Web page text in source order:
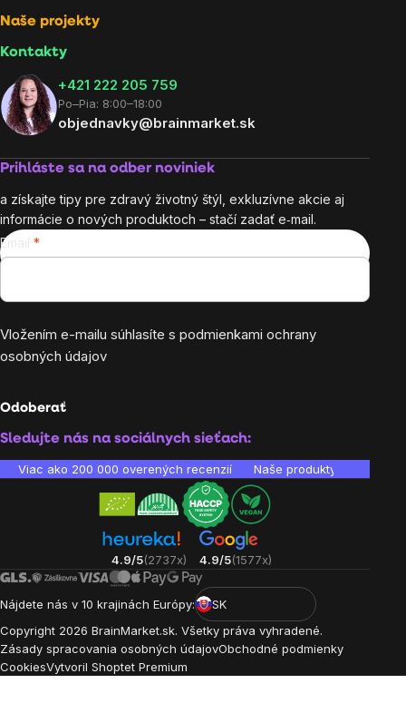
Naše projekty
Kontakty
+421 222 205 759
Po–Pia: 8:00–18:00
objednavky@brainmarket.sk
Prihláste sa na odber noviniek
a získajte tipy pre zdravý životný štýl, exkluzívne akcie aj
informácie o nových produktoch – stačí zadať e‑mail.
Email
Vložením e-mailu súhlasíte s podmienkami ochrany
osobných údajov
Odoberať
Sledujte nás na sociálnych sieťach:
Viac ako 200 000 overených recenzií Naše produkty sú
4.9/5(2737x) 4.9/5(1577x)
Nájdete nás v 10 krajinách Európy:
SK
Copyright 2026 BrainMarket.sk. Všetky práva vyhradené.
Zásady spracovania osobných údajovObchodné podmienky
CookiesVytvoril Shoptet Premium